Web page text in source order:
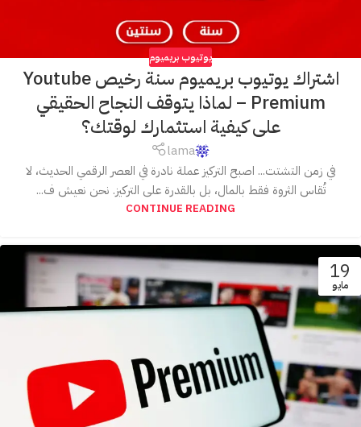
يوتيوب بريميوم
اشتراك يوتيوب بريميوم سنة رخيص Youtube
Premium – لماذا يتوقف النجاح الحقيقي
على كيفية استثمارك لوقتك؟
lama
في زمن التشتت... اصبح التركيز عملة نادرة في العصر الرقمي الحديث، لا
تُقاس الثروة فقط بالمال، بل بالقدرة على التركيز. نحن نعيش ف...
CONTINUE READING
19
مايو